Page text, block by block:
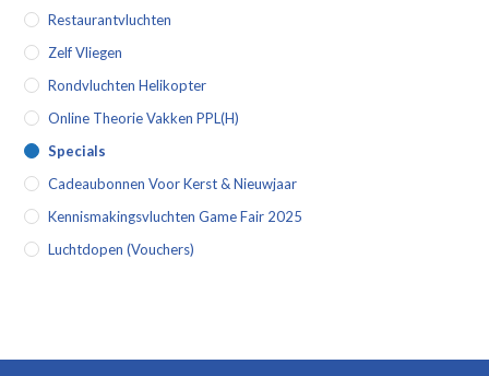
Restaurantvluchten
Zelf Vliegen
Rondvluchten Helikopter
Online Theorie Vakken PPL(H)
Specials
Cadeaubonnen Voor Kerst & Nieuwjaar
Kennismakingsvluchten Game Fair 2025
Luchtdopen (vouchers)